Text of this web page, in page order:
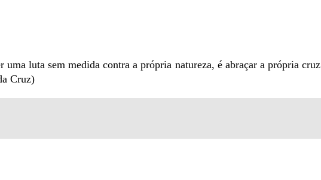
luta sem medida contra a própria natureza, é abraçar a própria cruz
Cruz)